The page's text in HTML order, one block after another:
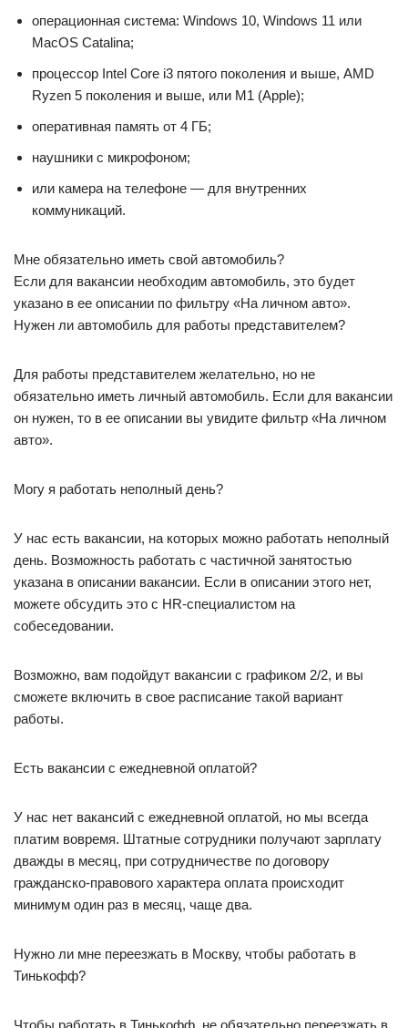
операционная система: Windows 10, Windows 11 или
MacOS Catalina;
процессор Intel Core i3 пятого поколения и выше, AMD
Ryzen 5 поколения и выше, или М1 (Apple);
оперативная память от 4 ГБ;
наушники с микрофоном;
или камера на телефоне — для внутренних
коммуникаций.
Мне обязательно иметь свой автомобиль?
Если для вакансии необходим автомобиль, это будет
указано в ее описании по фильтру «На личном авто».
Нужен ли автомобиль для работы представителем?
Для работы представителем желательно, но не
обязательно иметь личный автомобиль. Если для вакансии
он нужен, то в ее описании вы увидите фильтр «На личном
авто».
Могу я работать неполный день?
У нас есть вакансии, на которых можно работать неполный
день. Возможность работать с частичной занятостью
указана в описании вакансии. Если в описании этого нет,
можете обсудить это с HR-специалистом на
собеседовании.
Возможно, вам подойдут вакансии с графиком 2/2, и вы
сможете включить в свое расписание такой вариант
работы.
Есть вакансии с ежедневной оплатой?
У нас нет вакансий с ежедневной оплатой, но мы всегда
платим вовремя. Штатные сотрудники получают зарплату
дважды в месяц, при сотрудничестве по договору
гражданско-правового характера оплата происходит
минимум один раз в месяц, чаще два.
Нужно ли мне переезжать в Москву, чтобы работать в
Тинькофф?
Чтобы работать в Тинькофф, не обязательно переезжать в